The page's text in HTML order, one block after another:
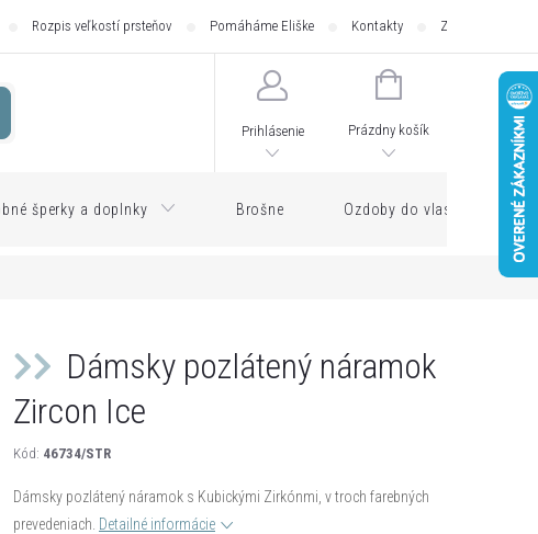
Rozpis veľkostí prsteňov Pomáháme Eliške Kontakty Zásilkovna -
Prihlásenie
NÁKUPNÝ
Prázdny košík
šperky a doplnky Brošne Ozdoby do vlasov
Dámsky pozlátený náramok
Zircon Ice
Kód: 46734/STR
Dámsky pozlátený náramok s Kubickými Zirkónmi, v troch farebných
prevedeniach. Detailné informácie